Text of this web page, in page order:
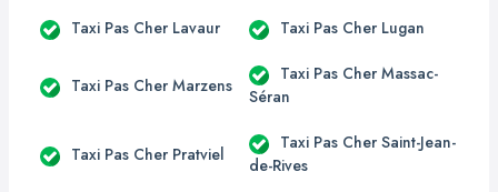
Taxi Pas Cher Lavaur Taxi Pas Cher Lugan
Taxi Pas Cher Marzens
Taxi Pas Cher Massac-
Séran
Taxi Pas Cher Pratviel
Taxi Pas Cher Saint-Jean-
de-Rives